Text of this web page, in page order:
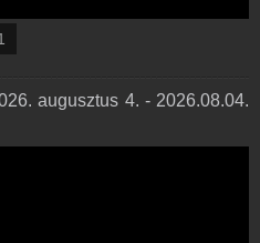
augusztus 4. - 2026.08.04.